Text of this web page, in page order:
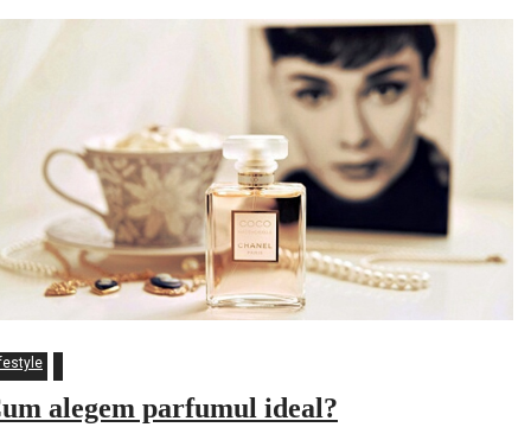
alegem parfumul ideal?